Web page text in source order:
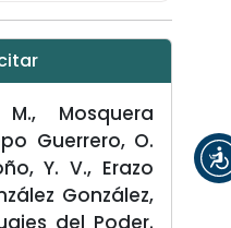
Mosquera
Guerrero, O.
Y. V., Erazo
González,
del Poder.